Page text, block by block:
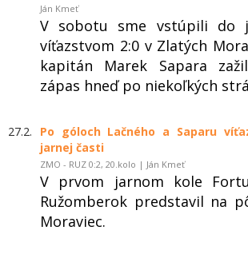
Ján Kmeť
V sobotu sme vstúpili do
víťazstvom 2:0 v Zlatých
kapitán Marek Sapara
zápas hneď po niekoľkých
27.2.
Po góloch Lačného a Saparu
jarnej časti
ZMO - RUZ 0:2, 20.kolo | Ján Kmeť
V prvom jarnom kole
Ružomberok predstavil na
Moraviec.